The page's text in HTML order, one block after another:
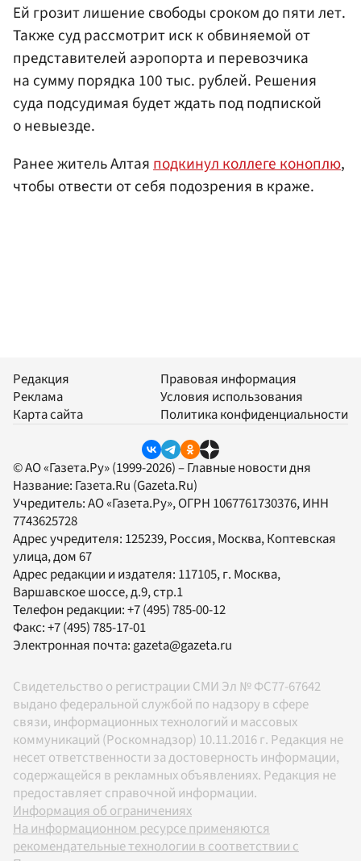
Ей грозит лишение свободы сроком до пяти лет.
Также суд рассмотрит иск к обвиняемой от
представителей аэропорта и перевозчика
на сумму порядка 100 тыс. рублей. Решения
суда подсудимая будет ждать под подпиской
о невыезде.
Ранее житель Алтаяподкинул коллеге коноплю,
чтобы отвести от себя подозрения в краже.
Редакция
Реклама
Карта сайта
Правовая информация
Условия использования
Политика конфиденциальности
© АО «Газета.Ру» (1999-2026) – Главные новости дня
Название: Газета.Ru (Gazeta.Ru)
Учредитель:АО «Газета.Ру», ОГРН 1067761730376, ИНН
7743625728
Адрес учредителя: 125239, Россия, Москва, Коптевская
улица, дом 67
Адрес редакции и издателя: 117105, г. Москва,
Варшавское шоссе, д.9, стр.1
Телефон редакции:+7 (495) 785-00-12
Факс:+7 (495) 785-17-01
Электронная почта:gazeta@gazeta.ru
Свидетельство о регистрации СМИ Эл № ФС77-67642
выдано федеральной службой по надзору в сфере
связи, информационных технологий и массовых
коммуникаций (Роскомнадзор) 10.11.2016 г. Редакция не
несет ответственности за достоверность информации,
содержащейся в рекламных объявлениях. Редакция не
предоставляет справочной информации.
Информация об ограничениях
На информационном ресурсе применяются
рекомендательные технологии в соответствии с